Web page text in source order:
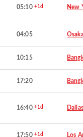
05:10 +1d New
04:05
10:15
17:20
16:40 +1d Dallas
17:50 +1d Los